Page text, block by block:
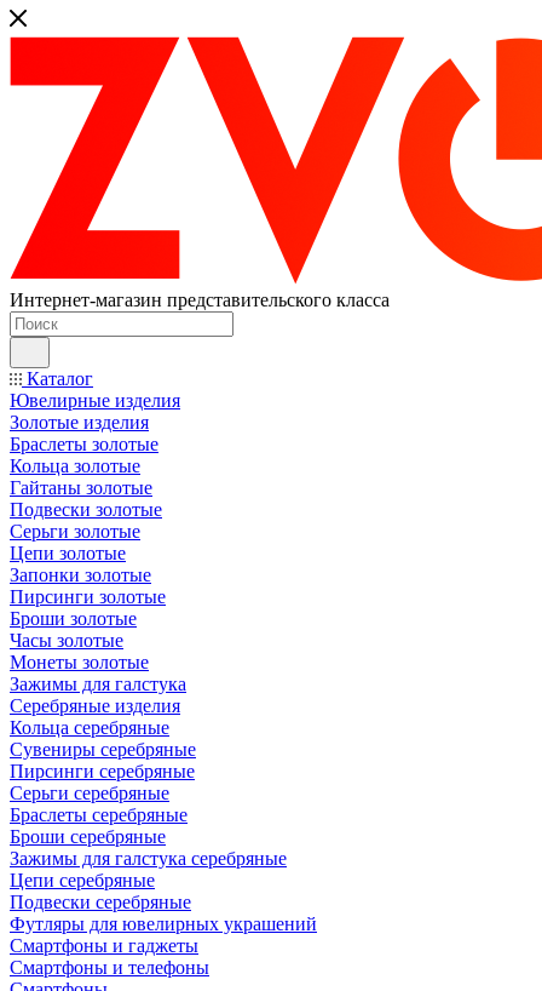
Интернет-магазин представительского класса
Каталог
Ювелирные изделия
Золотые изделия
Браслеты золотые
Кольца золотые
Гайтаны золотые
Подвески золотые
Серьги золотые
Цепи золотые
Запонки золотые
Пирсинги золотые
Броши золотые
Часы золотые
Монеты золотые
Зажимы для галстука
Серебряные изделия
Кольца серебряные
Сувениры серебряные
Пирсинги серебряные
Серьги серебряные
Браслеты серебряные
Броши серебряные
Зажимы для галстука серебряные
Цепи серебряные
Подвески серебряные
Футляры для ювелирных украшений
Смартфоны и гаджеты
Смартфоны и телефоны